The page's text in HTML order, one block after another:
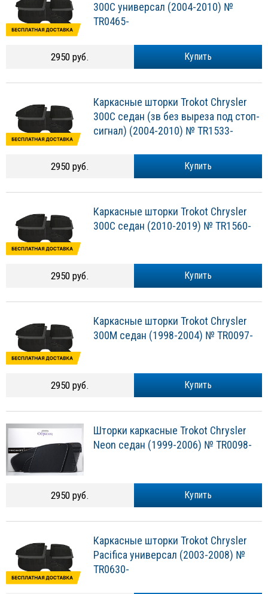
300C универсал (2004-2010) №
TR0465-
Купить
2950 руб.
Каркасные шторки Trokot Chrysler
300C седан (зв без выреза под стоп-
сигнал) (2004-2010) № TR1533-
Купить
2950 руб.
Каркасные шторки Trokot Chrysler
300C седан (2010-2019) № TR1560-
Купить
2950 руб.
Каркасные шторки Trokot Chrysler
300M седан (1998-2004) № TR0097-
Купить
2950 руб.
Шторки каркасные Trokot Chrysler
Neon седан (1999-2006) № TR0098-
Купить
2950 руб.
Каркасные шторки Trokot Chrysler
Pacifica универсал (2003-2008) №
TR0630-